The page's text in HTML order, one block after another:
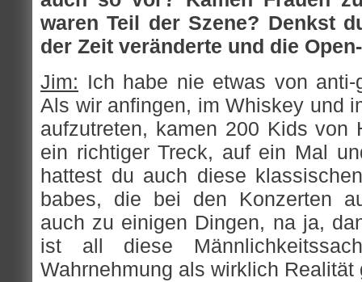
waren Teil der Szene? Denkst
der Zeit veränderte und die
Jim: Ich habe nie etwas von anti-
Als wir anfingen, im Whiskey und
aufzutreten, kamen 200 Kids von
ein richtiger Treck, auf ein Mal
hattest du auch diese
babes, die bei den Konzerten
auch zu einigen Dingen, na ja,
ist all diese
Wahrnehmung als wirklich Realität